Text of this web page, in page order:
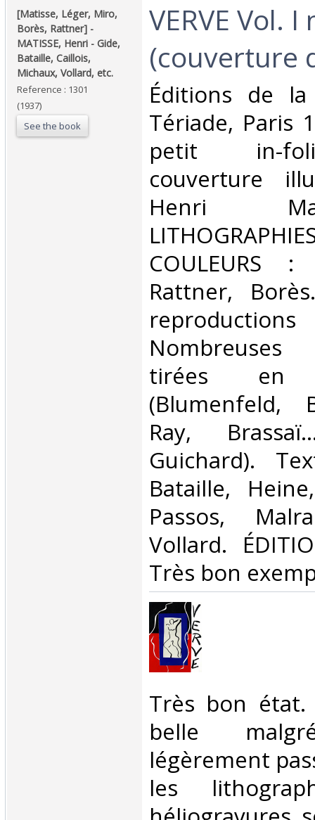
‎[Matisse, Léger, Miro,
Borès, Rattner] - ‎
‎MATISSE, Henri - Gide,
Bataille, Caillois,
Michaux, Vollard, etc.‎
Reference : 1301
(1937)
See the book
‎VERVE Vol. I
(couverture
‎Éditions de la
Tériade, Paris
petit in-
couverture
Henri
COULEURS
Rattner,
Nombreuses
tirées en
(Blumenfeld,
Ray,
Guichard).
Bataille,
Passos,
Vollard.
Très bon
‎Très bon état.
belle
légèrement
les